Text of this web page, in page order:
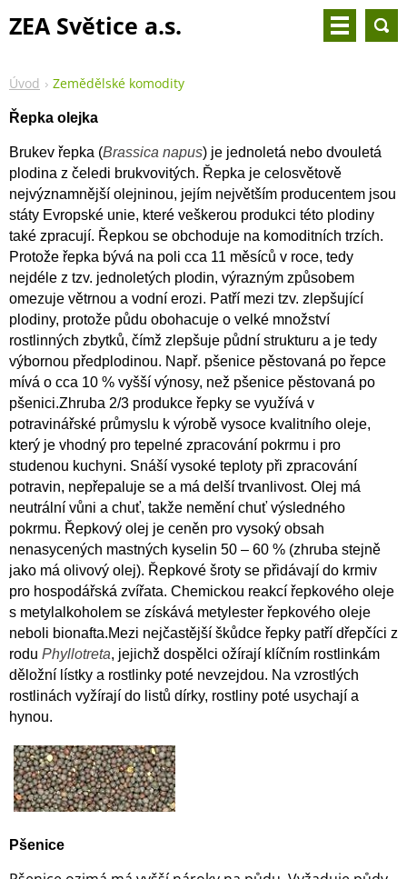
ZEA Světice a.s.
Úvod Zemědělské komodity
Řepka olejka
Brukev řepka (Brassica napus) je jednoletá nebo dvouletá
plodina z čeledi brukvovitých. Řepka je celosvětově
nejvýznamnější olejninou, jejím největším producentem jsou
státy Evropské unie, které veškerou produkci této plodiny
také zpracují. Řepkou se obchoduje na komoditních trzích.
Protože řepka bývá na poli cca 11 měsíců v roce, tedy
nejdéle z tzv. jednoletých plodin, výrazným způsobem
omezuje větrnou a vodní erozi. Patří mezi tzv. zlepšující
plodiny, protože půdu obohacuje o velké množství
rostlinných zbytků, čímž zlepšuje půdní strukturu a je tedy
výbornou předplodinou. Např. pšenice pěstovaná po řepce
mívá o cca 10 % vyšší výnosy, než pšenice pěstovaná po
pšenici.Zhruba 2/3 produkce řepky se využívá v
potravinářské průmyslu k výrobě vysoce kvalitního oleje,
který je vhodný pro tepelné zpracování pokrmu i pro
studenou kuchyni. Snáší vysoké teploty při zpracování
potravin, nepřepaluje se a má delší trvanlivost. Olej má
neutrální vůni a chuť, takže nemění chuť výsledného
pokrmu. Řepkový olej je ceněn pro vysoký obsah
nenasycených mastných kyselin 50 – 60 % (zhruba stejně
jako má olivový olej). Řepkové šroty se přidávají do krmiv
pro hospodářská zvířata. Chemickou reakcí řepkového oleje
s metylalkoholem se získává metylester řepkového oleje
neboli bionafta.Mezi nejčastější škůdce řepky patří dřepčíci z
rodu Phyllotreta, jejichž dospělci ožírají klíčním rostlinkám
děložní lístky a rostlinky poté nevzejdou. Na vzrostlých
rostlinách vyžírají do listů dírky, rostliny poté usychají a
hynou.
Pšenice